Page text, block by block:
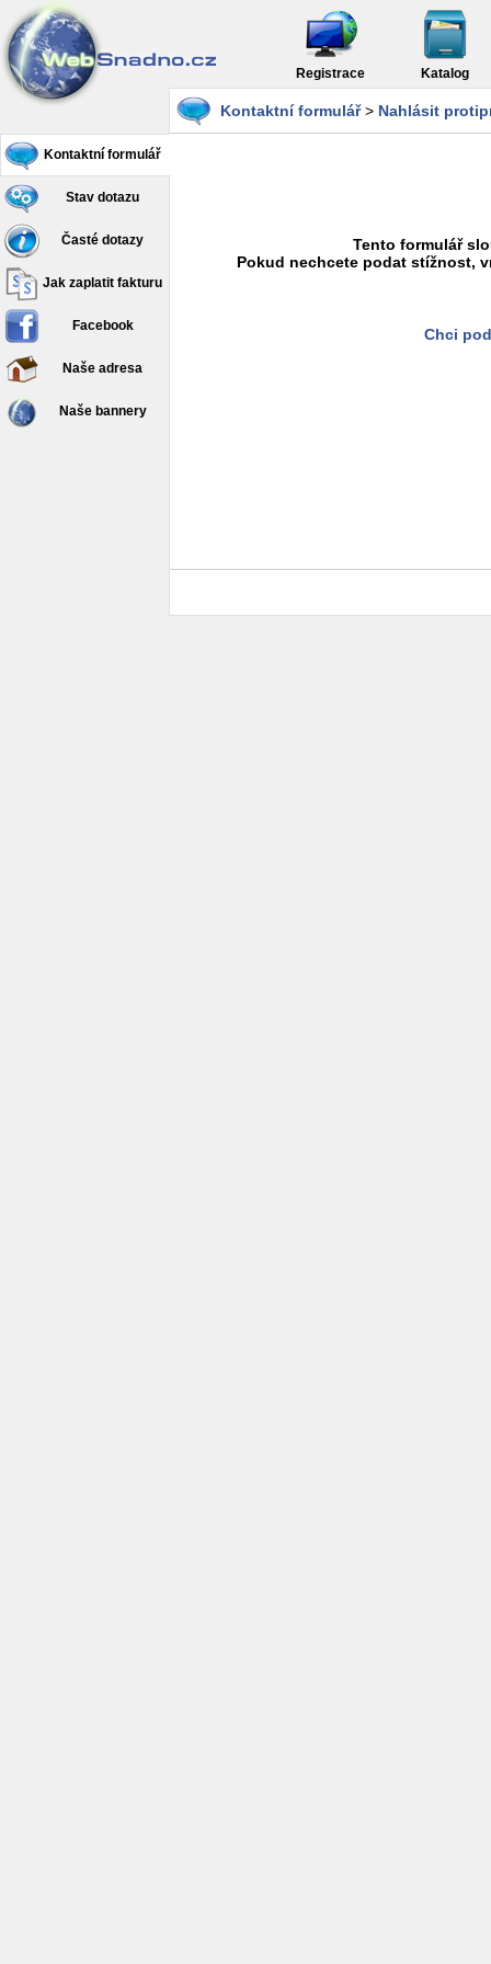
Registrace Katalog
Kontaktní formulář
Stav dotazu
Časté dotazy
Jak zaplatit fakturu
Facebook
Naše adresa
Naše bannery
Kontaktní formulář> Nahlásit
Tento formulář
Pokud nechcete podat stížnost,
Chci